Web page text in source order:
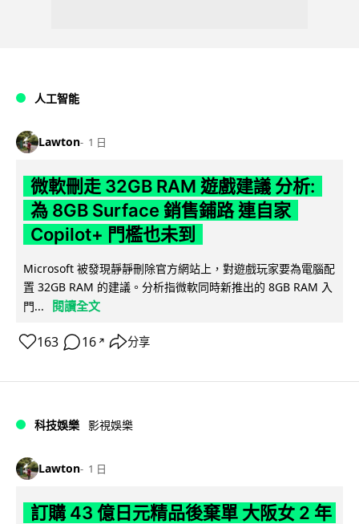
人工智能
Lawton 1 日
微軟刪走 32GB RAM 遊戲建議 分析:
為 8GB Surface 銷售鋪路 連自家
Copilot+ 門檻也未到
Microsoft 被發現靜靜刪除官方網站上，對遊戲玩家要為電腦配
置 32GB RAM 的建議。分析指微軟同時新推出的 8GB RAM 入
門...
閱讀全文
163 16 ↗ 分享
科技娛樂 影視娛樂
Lawton 1 日
訂購 43 億日元精品後棄單 大阪女 2 年